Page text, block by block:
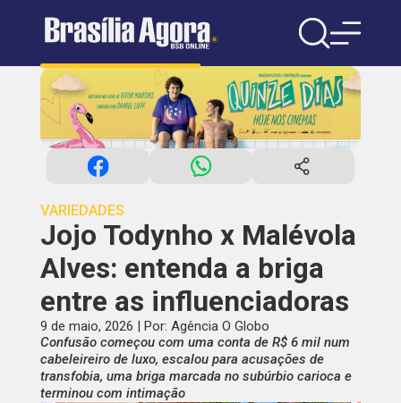
VARIEDADES
Jojo Todynho x Malévola
Alves: entenda a briga
entre as influenciadoras
9 de maio, 2026 | Por: Agência O Globo
Confusão começou com uma conta de R$ 6 mil num
cabeleireiro de luxo, escalou para acusações de
transfobia, uma briga marcada no subúrbio carioca e
terminou com intimação